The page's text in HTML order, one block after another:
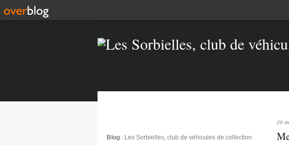
Blog : Les Sorbielles, club de véhicules de collection
29